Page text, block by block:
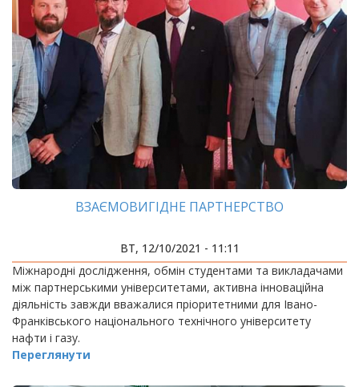
ВЗАЄМОВИГІДНЕ ПАРТНЕРСТВО
ВТ, 12/10/2021 - 11:11
Міжнародні дослідження, обмін студентами та викладачами
між партнерськими університетами, активна інноваційна
діяльність завжди вважалися пріоритетними для Івано-
Франківського національного технічного університету
нафти і газу.
Переглянути